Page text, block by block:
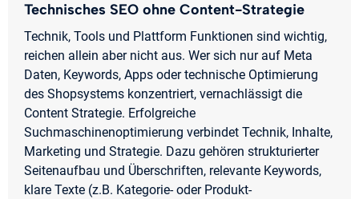
Technisches SEO ohne Content-Strategie
Technik, Tools und Plattform Funktionen sind wichtig,
reichen allein aber nicht aus. Wer sich nur auf Meta
Daten, Keywords, Apps oder technische Optimierung
des Shopsystems konzentriert, vernachlässigt die
Content Strategie. Erfolgreiche
Suchmaschinenoptimierung verbindet Technik, Inhalte,
Marketing und Strategie. Dazu gehören strukturierter
Seitenaufbau und Überschriften, relevante Keywords,
klare Texte (z.B. Kategorie- oder Produkt-